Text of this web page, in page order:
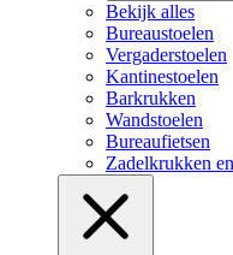
Bekijk alles
Bureaustoelen
Vergaderstoelen
Kantinestoelen
Barkrukken
Wandstoelen
Bureaufietsen
Zadelkrukken